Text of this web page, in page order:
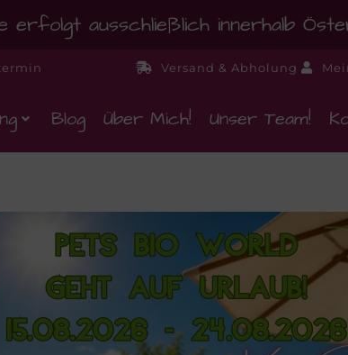
erfolgt ausschließlich innerhalb
Versand & Abholung
Blog Über Mich! Unser Team!